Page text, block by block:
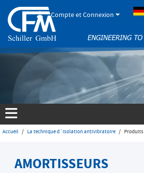
Compte et Connexion
Accueil La technique d´isolation antivibratoire Produits
AMORTISSEURS